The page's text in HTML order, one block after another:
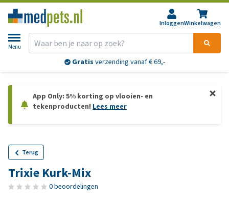
InloggenWinkelwagen
Menu
Gratis verzending vanaf € 69,-
App Only: 5% korting op vlooien- en
tekenproducten! Lees meer
Terug
Trixie Kurk-Mix
0 beoordelingen